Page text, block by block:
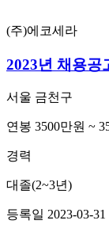
(주)에코세라
2023년 채용공
서울 금천구
연봉 3500만원 ~
경력
대졸(2~3년)
등록일 2023-03-31